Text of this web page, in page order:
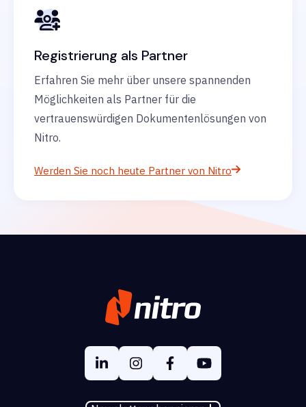
Registrierung als Partner
Erfahren Sie mehr über unsere spannenden
Möglichkeiten als Partner für die
vertrauenswürdigen Dokumentenlösungen von
Nitro.
Werden Sie noch heute Partner von Nitro